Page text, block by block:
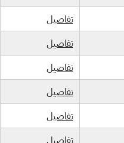
تفاصيل
تفاصيل
تفاصيل
تفاصيل
تفاصيل
تفاصيل